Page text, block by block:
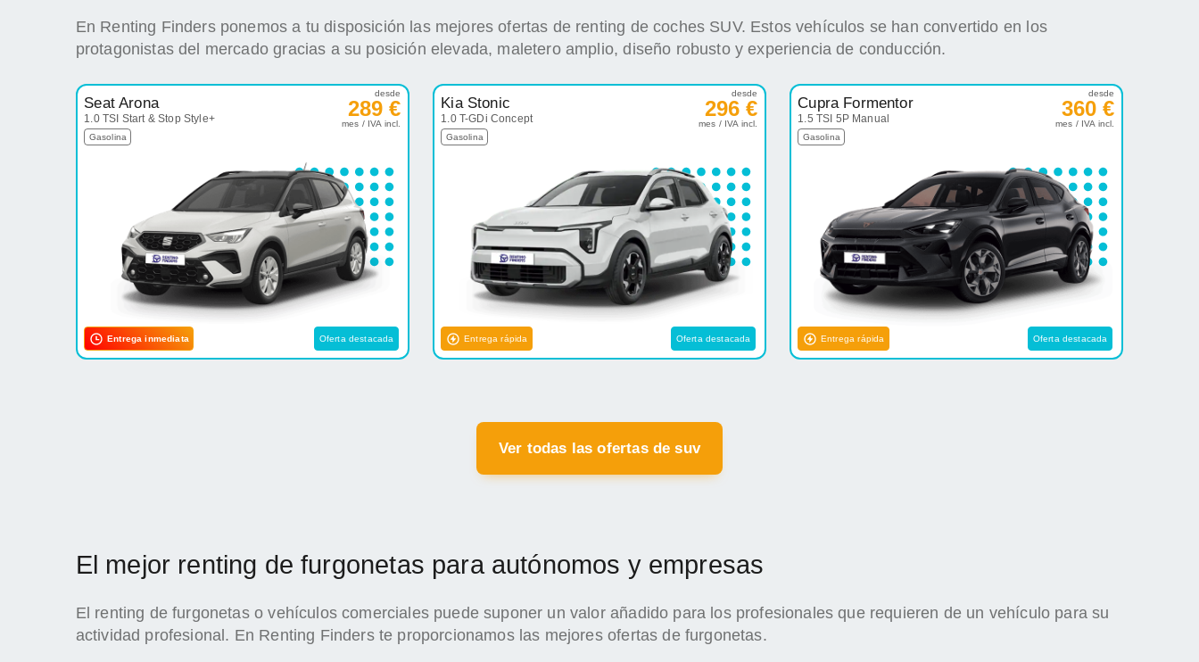
En Renting Finders ponemos a tu disposición las mejores ofertas de renting de coches SUV. Estos vehículos se han convertido en los
protagonistas del mercado gracias a su posición elevada, maletero amplio, diseño robusto y experiencia de conducción.
Seat Arona
1.0 TSI Start & Stop Style+
Gasolina
desde
289 €
mes / IVA incl.
Entrega inmediata Oferta destacada
Kia Stonic
1.0 T-GDi Concept
Gasolina
desde
296 €
mes / IVA incl.
Entrega rápida Oferta destacada
Cupra Formentor
1.5 TSI 5P Manual
Gasolina
desde
360 €
mes / IVA incl.
Entrega rápida Oferta destacada
Ver todas las ofertas de suv
El mejor renting de furgonetas para autónomos y empresas
El renting de furgonetas o vehículos comerciales puede suponer un valor añadido para los profesionales que requieren de un vehículo para su
actividad profesional. En Renting Finders te proporcionamos las mejores ofertas de furgonetas.